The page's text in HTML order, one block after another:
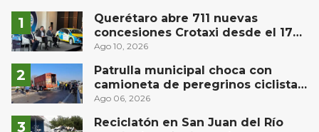
Querétaro abre 711 nuevas
concesiones Crotaxi desde el 17
de agosto; cero enganche y
Ago 10, 2026
Patrulla municipal choca con
camioneta de peregrinos ciclistas
en la autopista México-Querétaro
Ago 06, 2026
Reciclatón en San Juan del Río